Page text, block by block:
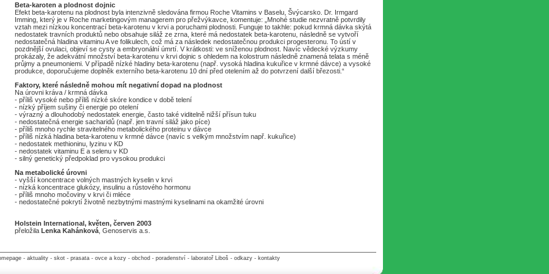
Beta-karoten a plodnost dojnic
Efekt beta-karotenu na plodnost byla intenzivně sledována firmou Roche Vitamins v Baselu, Švýcarsko. Dr. Irmgard
Imming, který je v Roche marketingovým managerem pro přežvýkavce, komentuje: „Mnohé studie nezvratně potvrdily
vztah mezi nízkou koncentrací beta-karotenu v krvi a poruchami plodnosti. Funguje to takhle: pokud krmná dávka skýtá
nedostatek travních produktů nebo obsahuje siláž ze zrna, které má nedostatek beta-karotenu, následně se vytvoří
nedostatečná hladina vitaminu A ve folikulech, což má za následek nedostatečnou produkci progesteronu. To ústí v
pozdnější ovulaci, objeví se cysty a embryonální úmrtí. V krátkosti: ve sníženou plodnost. Navíc vědecké výzkumy
prokázaly, že adekvátní množství beta-karotenu v krvi dojnic s ohledem na kolostrum následně znamená telata s méně
průjmy a pneumoniemi. V případě nízké hladiny beta-karotenu (např. vysoká hladina kukuřice v krmné dávce) a vysoké
produkce, doporučujeme doplněk externího beta-karotenu 10 dní před otelením až do potvrzení další březosti.“
Faktory, které následně mohou mít negativní dopad na plodnost
Na úrovni kráva / krmná dávka
- příliš vysoké nebo příliš nízké skóre kondice v době telení
- nízký příjem sušiny či energie po otelení
- výrazný a dlouhodobý nedostatek energie, často také viditelně nižší přísun tuku
- nedostatečná energie sacharidů (např. jen travní siláž jako píce)
- příliš mnoho rychle stravitelného metabolického proteinu v dávce
- příliš nízká hladina beta-karotenu v krmné dávce (navíc s velkým množstvím např. kukuřice)
- nedostatek methioninu, lyzinu v KD
- nedostatek vitaminu E a selenu v KD
- silný genetický předpoklad pro vysokou produkci
Na metabolické úrovni
- vyšší koncentrace volných mastných kyselin v krvi
- nízká koncentrace glukózy, insulinu a růstového hormonu
- příliš mnoho močoviny v krvi či mléce
- nedostatečné pokrytí životně nezbytnými mastnými kyselinami na okamžité úrovni
Holstein International, květen, červen 2003
přeložila Lenka Kahánková , Genoservis a.s.
- aktuality- skot- prasata- ovce a kozy- obchod - poradenství - laboratoř Liboš- odkazy- kontakty